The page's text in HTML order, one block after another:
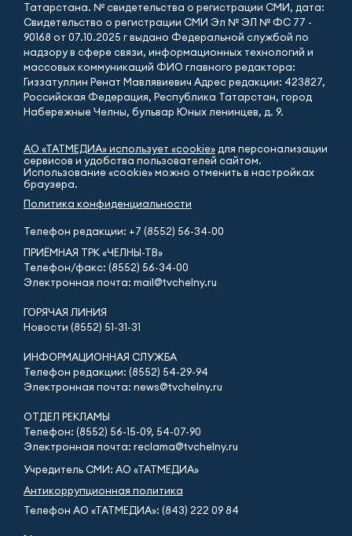
Татарстана. № свидетельства о регистрации СМИ, дата:
Свидетельство о регистрации СМИ Эл № ЭЛ № ФС 77 -
90168 от 07.10.2025 г выдано Федеральной службой по
надзору в сфере связи, информационных технологий и
массовых коммуникаций ФИО главного редактора:
Гиззатуллин Ренат Мавлявиевич Адрес редакции: 423827,
Российская Федерация, Республика Татарстан, город
Набережные Челны, бульвар Юных ленинцев, д. 9.
АО «ТАТМЕДИА» использует «cookie»для персонализации
сервисов и удобства пользователей сайтом.
Использование «cookie» можно отменить в настройках
браузера.
Политика конфиденциальности
Телефон редакции: +7 (8552) 56-34-00
ПРИЁМНАЯ ТРК «ЧЕЛНЫ-ТВ»
Телефон/факс: (8552) 56-34-00
Электронная почта: mail@tvchelny.ru
ГОРЯЧАЯ ЛИНИЯ
Новости (8552) 51-31-31
ИНФОРМАЦИОННАЯ СЛУЖБА
Телефон редакции: (8552) 54-29-94
Электронная почта: news@tvchelny.ru
ОТДЕЛ РЕКЛАМЫ
Телефон: (8552) 56-15-09, 54-07-90
Электронная почта: reclama@tvchelny.ru
Учредитель СМИ: АО «ТАТМЕДИА»
Антикоррупционная политика
Телефон АО «ТАТМЕДИА»: (843) 222 09 84